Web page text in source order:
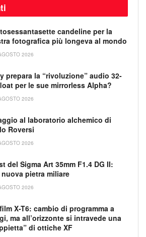
candeline per la
fotografica più longeva al mondo
2026
prepara la “rivoluzione” audio 32-
per le sue mirrorless Alpha?
2026
al laboratorio alchemico di
Roversi
2026
del Sigma Art 35mm F1.4 DG II:
pietra miliare
2026
X-T6: cambio di programma a
ma all’orizzonte si intravede una
di ottiche XF